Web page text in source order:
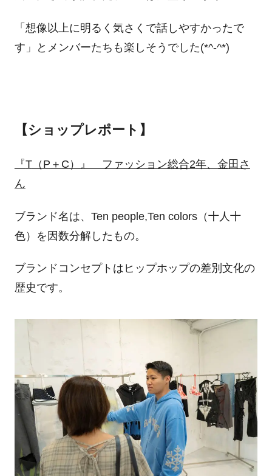
「想像以上に明るく気さくで話しやすかったで
す」とメンバーたちも楽しそうでした(*^-^*)
【ショップレポート】
『T（ P ＋ C ）』 ファッション総合2年、金田さ
ん
ブランド名は、 Ten people,Ten colors（十人十
色）を因数分解したもの。
ブランドコンセプトはヒップホップの差別文化の
歴史です。